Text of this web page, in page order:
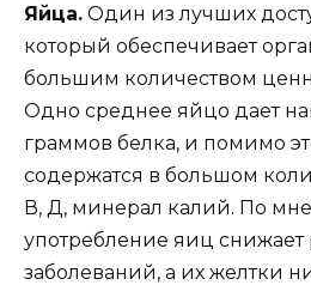
Яйца. Один из лучших
который обеспечивает
большим количеством
Одно среднее яйцо дает
граммов белка, и помимо
содержатся в большом
В, Д, минерал калий. По
употребление яиц
заболеваний, а их желтки